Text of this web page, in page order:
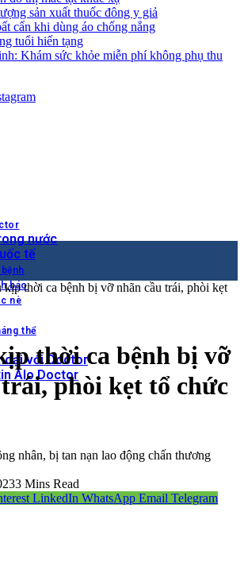
sản xuất thuốc đông y giả
cẩn khi dùng áo chống nắng
tuổi hiến tạng
Khám sức khỏe miễn phí không phụ thu
nước
tế
báo
nè
thể
với Doctor
Alo Doctor
kịp thời ca bệnh bị vỡ nhãn cầu trái, phòi kẹt
thời ca bệnh bị vỡ
phòi kẹt tổ chức
nhân, bị tan nạn lao động chấn thương
3 Mins Read
LinkedIn WhatsApp Email Telegram